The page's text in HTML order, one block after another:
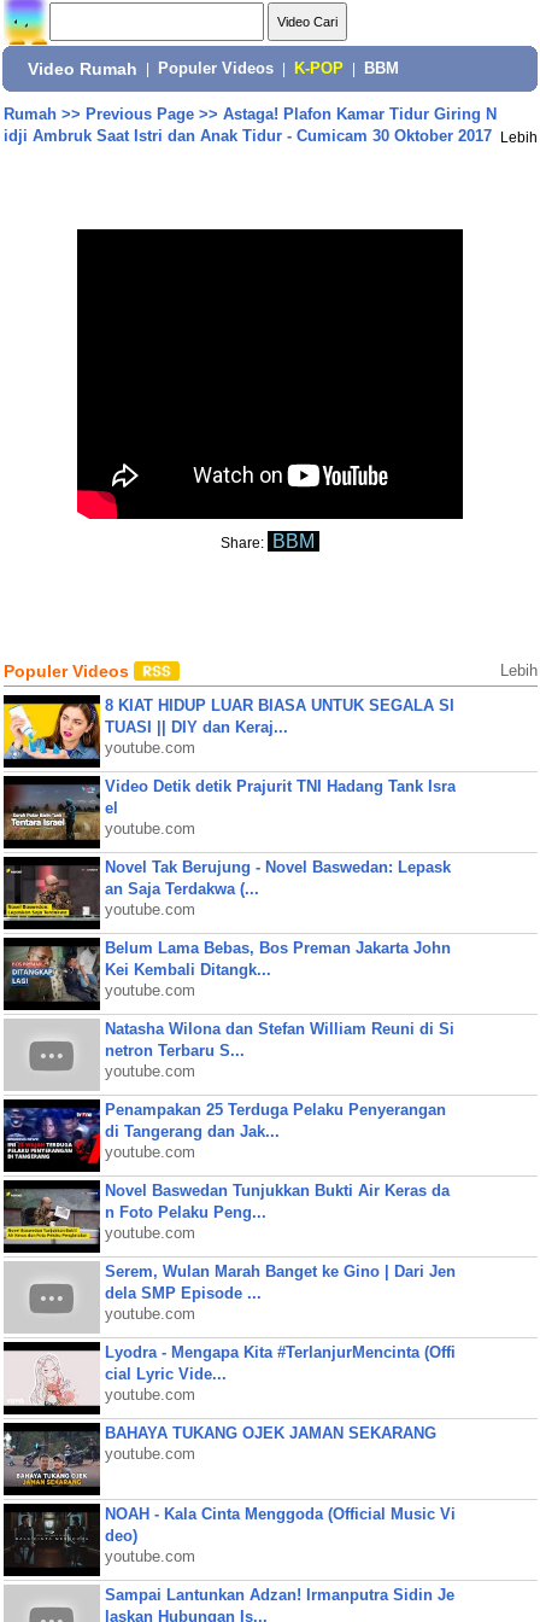
Video Rumah Populer Videos K-POP BBM
Rumah>> Previous Page>> Astaga! Plafon Kamar Tidur Giring N
idji Ambruk Saat Istri dan Anak Tidur - Cumicam 30 Oktober 2017
Lebih
Share: BBM
Populer Videos Lebih
8 KIAT HIDUP LUAR BIASA UNTUK SEGALA SI
TUASI || DIY dan Keraj...
youtube.com
Video Detik detik Prajurit TNI Hadang Tank Isra
el
youtube.com
Novel Tak Berujung - Novel Baswedan: Lepask
an Saja Terdakwa (...
youtube.com
Belum Lama Bebas, Bos Preman Jakarta John
Kei Kembali Ditangk...
youtube.com
Natasha Wilona dan Stefan William Reuni di Si
netron Terbaru S...
youtube.com
Penampakan 25 Terduga Pelaku Penyerangan
di Tangerang dan Jak...
youtube.com
Novel Baswedan Tunjukkan Bukti Air Keras da
n Foto Pelaku Peng...
youtube.com
Serem, Wulan Marah Banget ke Gino | Dari Jen
dela SMP Episode ...
youtube.com
Lyodra - Mengapa Kita #TerlanjurMencinta (Offi
cial Lyric Vide...
youtube.com
BAHAYA TUKANG OJEK JAMAN SEKARANG
youtube.com
NOAH - Kala Cinta Menggoda (Official Music Vi
deo)
youtube.com
Sampai Lantunkan Adzan! Irmanputra Sidin Je
laskan Hubungan Is...